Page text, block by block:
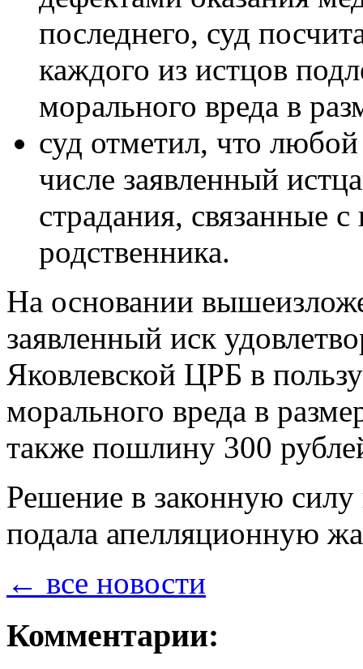
последнего, суд
каждого из истцов
морального вреда в
суд отметил, что
числе заявленный
страдания, связанные
родственника.
На основании
заявленный иск
Яковлевской ЦРБ в
морального вреда в
также пошлину 300
Решение в законную
подала апелляционную
← все новости
Комментарии: